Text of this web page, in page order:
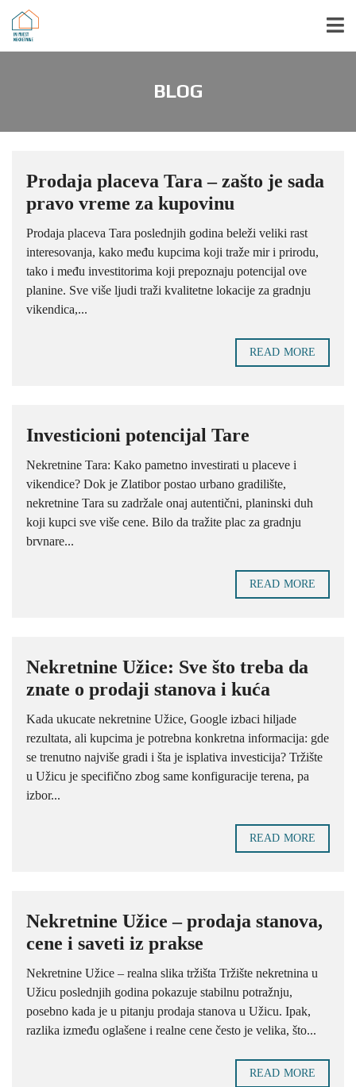
BLOG
Prodaja placeva Tara – zašto je sada
pravo vreme za kupovinu
Prodaja placeva Tara poslednjih godina beleži veliki rast
interesovanja, kako među kupcima koji traže mir i prirodu,
tako i među investitorima koji prepoznaju potencijal ove
planine. Sve više ljudi traži kvalitetne lokacije za gradnju
vikendica,...
READ MORE
Investicioni potencijal Tare
Nekretnine Tara: Kako pametno investirati u placeve i
vikendice? Dok je Zlatibor postao urbano gradilište,
nekretnine Tara su zadržale onaj autentični, planinski duh
koji kupci sve više cene. Bilo da tražite plac za gradnju
brvnare...
READ MORE
Nekretnine Užice: Sve što treba da
znate o prodaji stanova i kuća
Kada ukucate nekretnine Užice, Google izbaci hiljade
rezultata, ali kupcima je potrebna konkretna informacija: gde
se trenutno najviše gradi i šta je isplativa investicija? Tržište
u Užicu je specifično zbog same konfiguracije terena, pa
izbor...
READ MORE
Nekretnine Užice – prodaja stanova,
cene i saveti iz prakse
Nekretnine Užice – realna slika tržišta Tržište nekretnina u
Užicu poslednjih godina pokazuje stabilnu potražnju,
posebno kada je u pitanju prodaja stanova u Užicu. Ipak,
razlika između oglašene i realne cene često je velika, što...
READ MORE